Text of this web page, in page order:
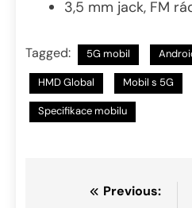
3,5 mm jack, FM
Tagged: 5G mobil
HMD Global Mobil s 5G
Specifikace mobilu
NavigacePrevious: